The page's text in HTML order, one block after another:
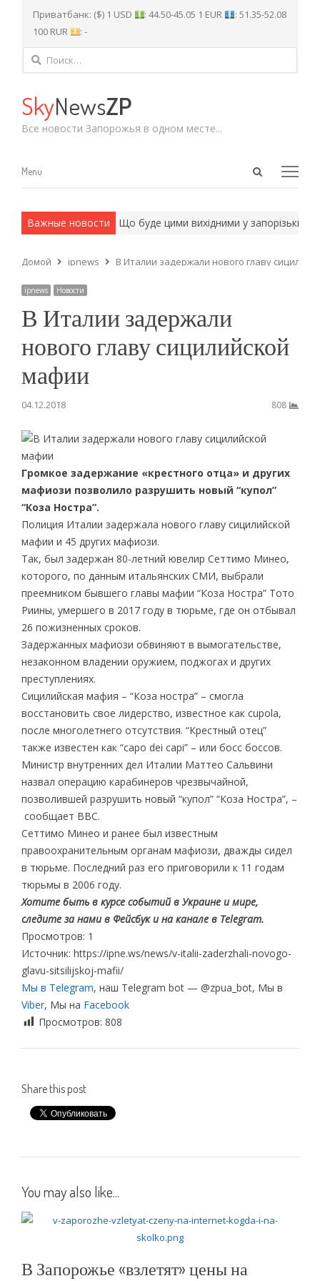
Приватбанк: ($) 1 USD : 44.50-45.05 1 EUR
: 51.35-52.08
100 RUR
: -
Найти:
SkyNewsZP
Все новости Запорожья в одном месте...
Open
Menu
Menu
Важные новости
методы. Що буде цими вихідними у запорізьких
Домой ipnews В Италии задержали нового главу
ipnews Новости
В Италии задержали
нового главу сицилийской
мафии
04.12.2018 808
Громкое задержание «крестного отца» и других
мафиози позволило разрушить новый “купол”
“Коза Ностра”.
Полиция Италии задержала нового главу сицилийской
мафии и 45 других мафиози.
Так, был задержан 80-летний ювелир Сеттимо Минео,
которого, по данным итальянских СМИ, выбрали
преемником бывшего главы мафии “Коза Ностра” Тото
Риины, умершего в 2017 году в тюрьме, где он отбывал
26 пожизненных сроков.
Задержанных мафиози обвиняют в вымогательстве,
незаконном владении оружием, поджогах и других
преступлениях.
Сицилийская мафия – “Коза ностра” – смогла
восстановить свое лидерство, известное как cupola,
после многолетнего отсутствия. “Крестный отец”
также известен как “capo dei capi” – или босс боссов.
Министр внутренних дел Италии Маттео Сальвини
назвал операцию карабинеров чрезвычайной,
позволившей разрушить новый “купол” “Коза Ностра”, –
сообщает BBC.
Сеттимо Минео и ранее был известным
правоохранительным органам мафиози, дважды сидел
в тюрьме. Последний раз его приговорили к 11 годам
тюрьмы в 2006 году.
Хотите быть в курсе событий в Украине и мире,
следите за нами в Фейсбук и на канале в Telegram.
Просмотров: 1
Источник: https://ipne.ws/news/v-italii-zaderzhali-novogo-
glavu-sitsilijskoj-mafii/
Мы в Telegram, наш Telegram bot — @zpua_bot, Мы в
Viber, Мы на Facebook
Просмотров: 808
Share this post
You may also like...
В Запорожье «взлетят» цены на